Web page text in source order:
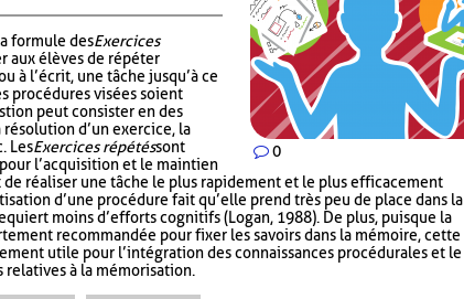
0
formule desExercices
aux élèves de répéter
à l’écrit, une tâche jusqu’à ce
procédures visées soient
peut consister en des
d’un exercice, la
LesExercices répétéssont
l’acquisition et le maintien
de réaliser une tâche le plus rapidement et le plus efficacement
d’une procédure fait qu’elle prend très peu de place dans la
moins d’efforts cognitifs (Logan, 1988). De plus, puisque la
recommandée pour fixer les savoirs dans la mémoire, cette
utile pour l’intégration des connaissances procédurales et le
à la mémorisation.